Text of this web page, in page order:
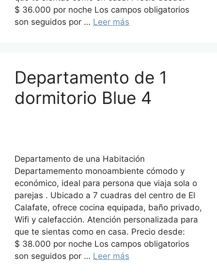
$ 36.000 por noche Los campos obligatorios
son seguidos por … Leer más
Departamento de 1
dormitorio Blue 4
Departamento de una Habitación
Departamemento monoambiente cómodo y
económico, ideal para persona que viaja sola o
parejas . Ubicado a 7 cuadras del centro de El
Calafate, ofrece cocina equipada, baño privado,
Wifi y calefacción. Atención personalizada para
que te sientas como en casa. Precio desde:
$ 38.000 por noche Los campos obligatorios
son seguidos por … Leer más